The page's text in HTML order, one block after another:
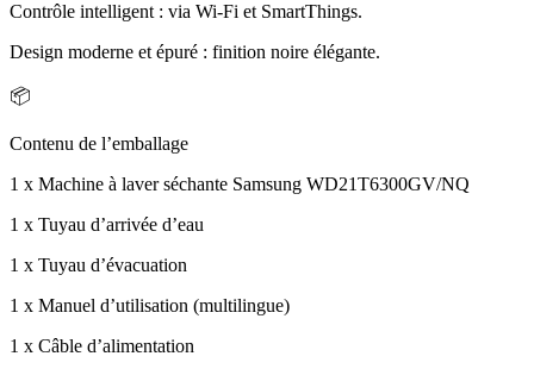
Contrôle intelligent : via Wi-Fi et SmartThings.
Design moderne et épuré : finition noire élégante.
📦
Contenu de l’emballage
1 x Machine à laver séchante Samsung WD21T6300GV/NQ
1 x Tuyau d’arrivée d’eau
1 x Tuyau d’évacuation
1 x Manuel d’utilisation (multilingue)
1 x Câble d’alimentation